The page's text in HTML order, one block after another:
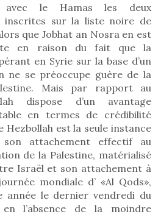
avec le Hamas les deux
inscrites sur la liste noire de
que Jobhat an Nosra en est
en raison du fait que la
en Syrie sur la base d’un
ne se préoccupe guère de la
Mais par rapport au
dispose d’un avantage
en termes de crédibilité
Hezbollah est la seule instance
attachement effectif au
de la Palestine, matérialisé
Israël et son attachement à
mondiale d’ «Al Qods»,
année le dernier vendredi du
l’absence de la moindre